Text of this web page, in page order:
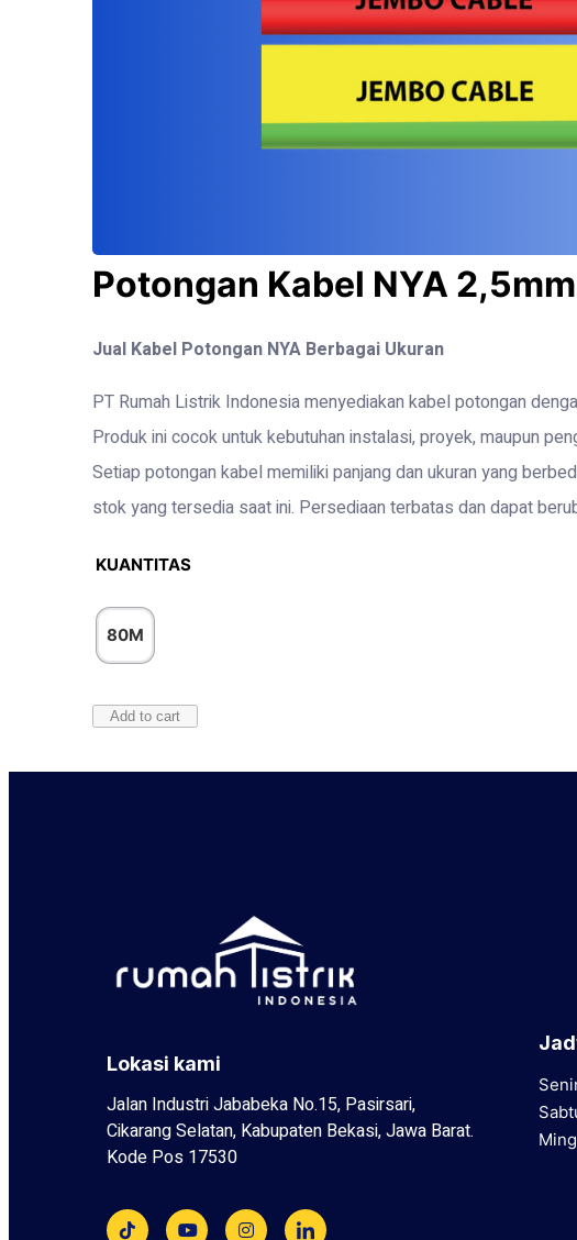
Potongan Kabel NYA
Jual Kabel Potongan NYA Berbagai Ukuran
PT Rumah Listrik Indonesia menyediakan kabel potongan
Produk ini cocok untuk kebutuhan instalasi, proyek, maupun
Setiap potongan kabel memiliki panjang dan ukuran yang
stok yang tersedia saat ini. Persediaan terbatas dan dapat
KUANTITAS
80M
Add to cart
Lokasi kami
Jalan Industri Jababeka No.15, Pasirsari,
Cikarang Selatan, Kabupaten Bekasi, Jawa Barat.
Kode Pos 17530